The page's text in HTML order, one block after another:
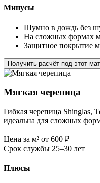
Минусы
Шумно в дождь без
На сложных формах
Защитное покрытие
Получить расчёт под этот
Мягкая черепица
Гибкая черепица Shinglas,
идеальна для сложных
Цена за м² от 600 ₽
Срок службы 25–30 лет
Плюсы